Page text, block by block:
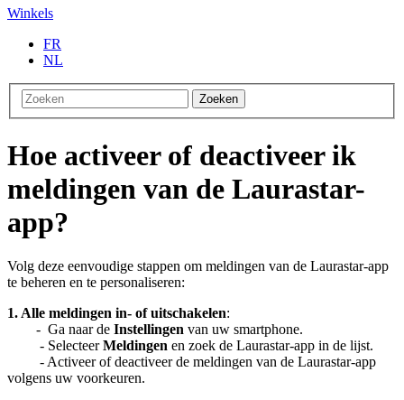
Winkels
FR
NL
Zoeken
Hoe activeer of deactiveer ik
meldingen van de Laurastar-
app?
Volg deze eenvoudige stappen om meldingen van de Laurastar-app
te beheren en te personaliseren:
1. Alle meldingen in- of uitschakelen:
- Ga naar de Instellingen van uw smartphone.
- SelecteerMeldingen en zoek de Laurastar-app in de lijst.
- Activeer of deactiveer de meldingen van de Laurastar-app
volgens uw voorkeuren.